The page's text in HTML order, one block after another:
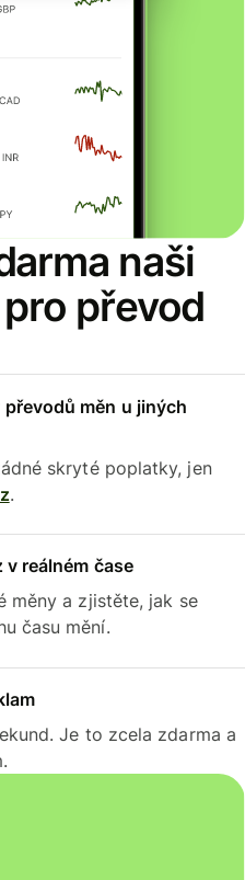
naši
převod
měn u jiných
skryté poplatky, jen
.
reálném čase
měny a zjistěte, jak se
času mění.
Je to zcela zdarma a